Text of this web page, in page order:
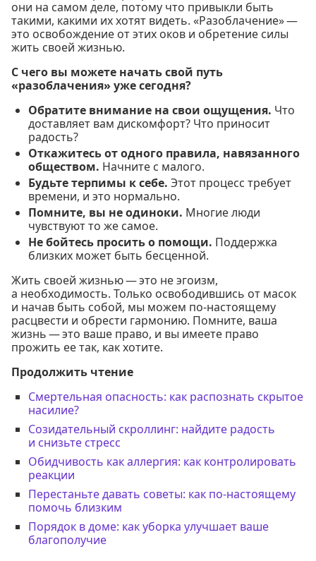
они на самом деле, потому что привыкли быть
такими, какими их хотят видеть. «Разоблачение» —
это освобождение от этих оков и обретение силы
жить своей жизнью.
С чего вы можете начать свой путь
«разоблачения» уже сегодня?
Обратите внимание на свои ощущения. Что
доставляет вам дискомфорт? Что приносит
радость?
Откажитесь от одного правила, навязанного
обществом. Начните с малого.
Будьте терпимы к себе. Этот процесс требует
времени, и это нормально.
Помните, вы не одиноки. Многие люди
чувствуют то же самое.
Не бойтесь просить о помощи. Поддержка
близких может быть бесценной.
Жить своей жизнью — это не эгоизм,
а необходимость. Только освободившись от масок
и начав быть собой, мы можем по-настоящему
расцвести и обрести гармонию. Помните, ваша
жизнь — это ваше право, и вы имеете право
прожить ее так, как хотите.
Продолжить чтение
Смертельная опасность: как распознать скрытое
насилие?
Созидательный скроллинг: найдите радость
и снизьте стресс
Обидчивость как аллергия: как контролировать
реакции
Перестаньте давать советы: как по-настоящему
помочь близким
Порядок в доме: как уборка улучшает ваше
благополучие